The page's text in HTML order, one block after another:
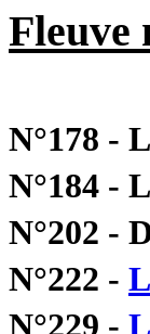
Fleuve
N°178 -
N°184 -
N°202 -
N°222 -
N°229 -